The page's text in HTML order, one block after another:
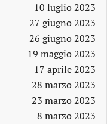
10 luglio 2023
27 giugno 2023
26 giugno 2023
19 maggio 2023
17 aprile 2023
28 marzo 2023
23 marzo 2023
8 marzo 2023